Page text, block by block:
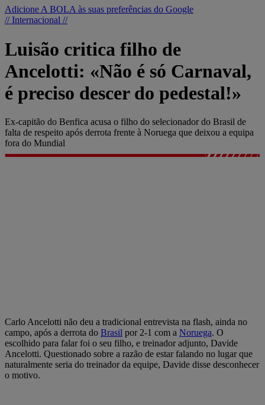
Adicione A BOLA às suas preferências do Google
// Internacional //
Luisão critica filho de
Ancelotti: «Não é só Carnaval,
é preciso descer do pedestal!»
Ex-capitão do Benfica acusa o filho do selecionador do Brasil de
falta de respeito após derrota frente à Noruega que deixou a equipa
fora do Mundial
Carlo Ancelotti não deu a tradicional entrevista na flash, ainda no
campo, após a derrota do Brasil por 2-1 com a Noruega. O
escolhido para falar foi o seu filho, e treinador adjunto, Davide
Ancelotti. Questionado sobre a razão de estar falando no lugar que
naturalmente seria do treinador da equipe, Davide disse desconhecer
o motivo.